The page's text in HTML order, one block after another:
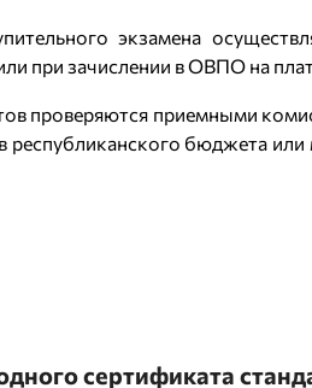
экзамена
при зачислении в ОВПО на
проверяются приемными
республиканского бюджета
сертификата